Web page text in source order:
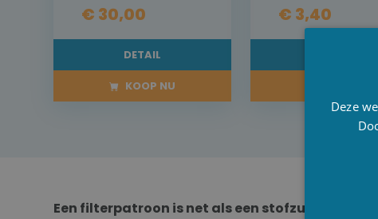
€ 30,00
DETAIL
KOOP NU
€ 3,40
Een filterpatroon is net als een stofzuiger
Deze